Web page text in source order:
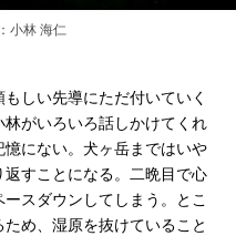
小林 海仁
しい先導にただ付いていく
がいろいろ話しかけてくれ
にない。犬ヶ岳まではいや
すことになる。二晩目で心
スダウンしてしまう。とこ
め、湿原を抜けていること